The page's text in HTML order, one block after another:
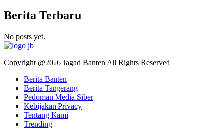
Berita Terbaru
No posts yet.
Copyright @2026 Jagad Banten All Rights Reserved
Berita Banten
Berita Tangerang
Pedoman Media Siber
Kebijakan Privacy
Tentang Kami
Trending